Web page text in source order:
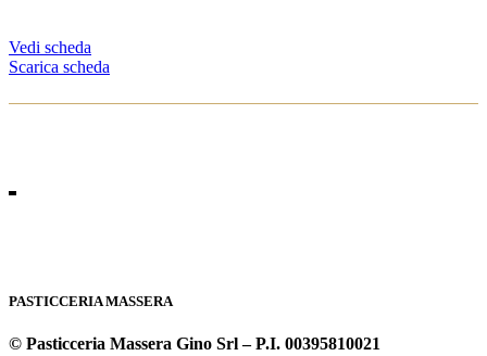
Vedi scheda
Scarica scheda
PASTICCERIA MASSERA
© Pasticceria Massera Gino Srl – P.I. 00395810021